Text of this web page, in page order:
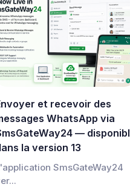
et recevoir des
WhatsApp via
—
la version 13
SmsGateWay24